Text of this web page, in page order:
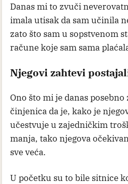
Danas mi to zvuči
imala utisak da sam učinila
zato što sam u sopstvenom
račune koje sam sama
Njegovi zahtevi
Ono što mi je danas
činjenica da je, kako je
učestvuje u zajedničkim
manja, tako njegova
sve veća.
U početku su to bile sitnice